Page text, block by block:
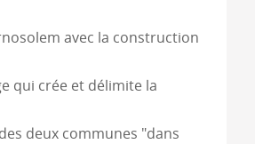
avec la construction
qui crée et délimite la
deux communes "dans